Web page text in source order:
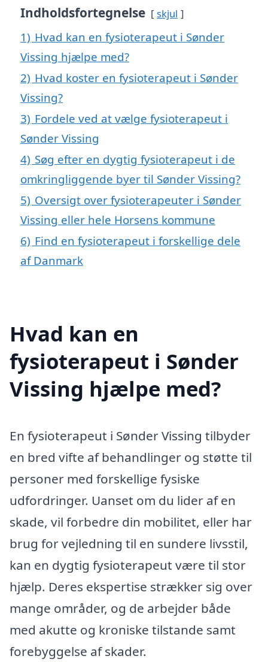
Indholdsfortegnelse skjul
1) Hvad kan en fysioterapeut i Sønder
Vissing hjælpe med?
2) Hvad koster en fysioterapeut i Sønder
Vissing?
3) Fordele ved at vælge fysioterapeut i
Sønder Vissing
4) Søg efter en dygtig fysioterapeut i de
omkringliggende byer til Sønder Vissing?
5) Oversigt over fysioterapeuter i Sønder
Vissing eller hele Horsens kommune
6) Find en fysioterapeut i forskellige dele
af Danmark
Hvad kan en
fysioterapeut i Sønder
Vissing hjælpe med?
En fysioterapeut i Sønder Vissing tilbyder
en bred vifte af behandlinger og støtte til
personer med forskellige fysiske
udfordringer. Uanset om du lider af en
skade, vil forbedre din mobilitet, eller har
brug for vejledning til en sundere livsstil,
kan en dygtig fysioterapeut være til stor
hjælp. Deres ekspertise strækker sig over
mange områder, og de arbejder både
med akutte og kroniske tilstande samt
forebyggelse af skader.